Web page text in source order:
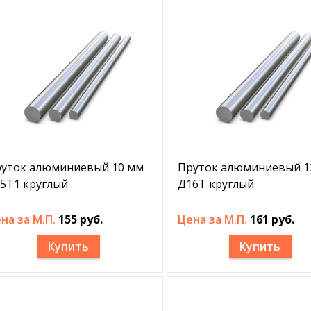
алюминиевый 10 мм
круглый
за М.П. 155 руб.
Купить
Пруток алюминиевый
Д16Т круглый
Цена за М.П. 161 руб.
Купить